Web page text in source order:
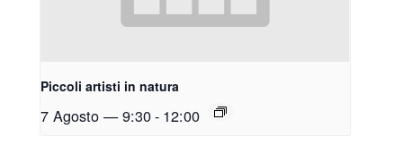
Piccoli artisti in natura
7 Agosto — 9:30- 12:00